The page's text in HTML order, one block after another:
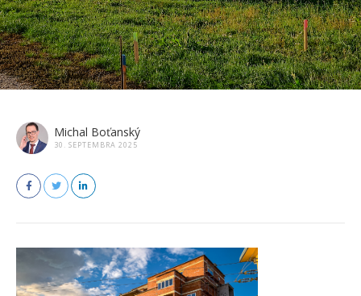
Michal Boťanský
30. SEPTEMBRA 2025